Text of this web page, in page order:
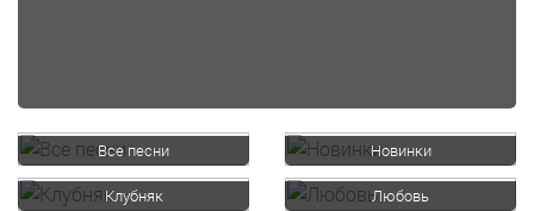
Все песни Новинки
Клубняк Любовь